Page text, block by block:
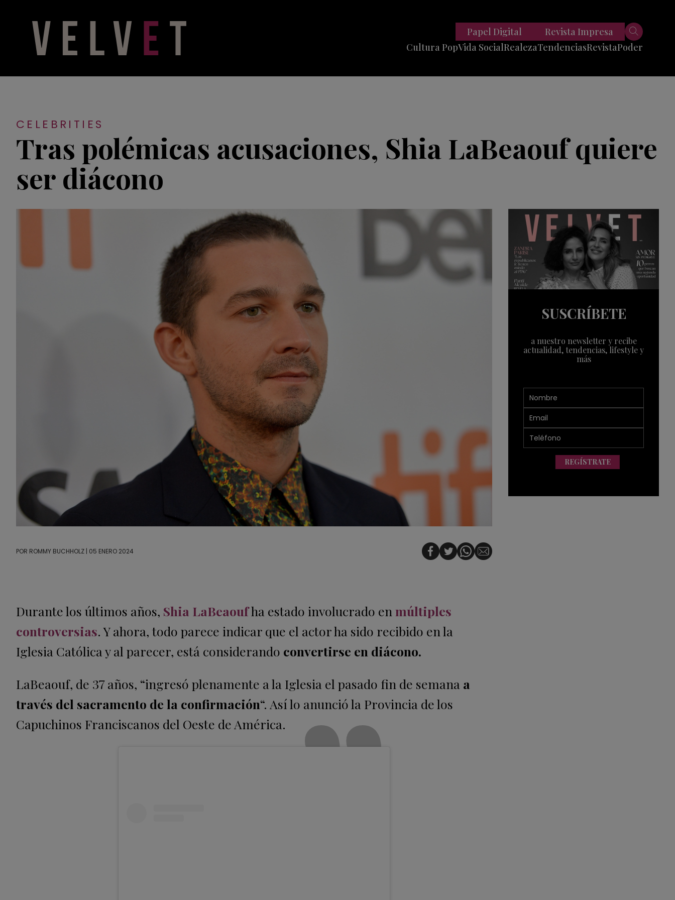
Cultura PopVida SocialRealezaTendencias
Viajes
Tech
RevistaPoder
Papel Digital Revista Impresa
CELEBRITIES
Tras polémicas acusaciones, Shia LaBeaouf quiere
ser diácono
POR ROMMY BUCHHOLZ | 05 ENERO 2024
Durante los últimos años, Shia LaBeaoufha estado involucrado en múltiples
controversias. Y ahora, todo parece indicar que el actor ha sido recibido en la
Iglesia Católica y al parecer, está considerando convertirse en diácono.
LaBeaouf, de 37 años, “ingresó plenamente a la Iglesia el pasado fin de semana a
través del sacramento de la confirmación“. Así lo anunció la Provincia de los
Capuchinos Franciscanos del Oeste de América.
SUSCRÍBETE
a nuestro newsletter y recibe
actualidad, tendencias, lifestyle y
más
REGÍSTRATE